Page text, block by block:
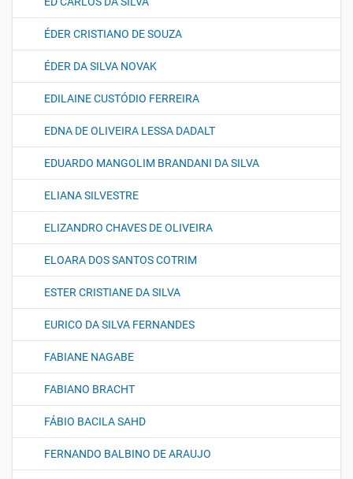
ÉDER CRISTIANO DE SOUZA
ÉDER DA SILVA NOVAK
EDILAINE CUSTÓDIO FERREIRA
EDNA DE OLIVEIRA LESSA DADALT
EDUARDO MANGOLIM BRANDANI DA SILVA
ELIANA SILVESTRE
ELIZANDRO CHAVES DE OLIVEIRA
ELOARA DOS SANTOS COTRIM
ESTER CRISTIANE DA SILVA
EURICO DA SILVA FERNANDES
FABIANE NAGABE
FABIANO BRACHT
FÁBIO BACILA SAHD
FERNANDO BALBINO DE ARAUJO